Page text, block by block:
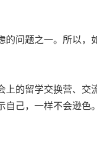
问题之一。所以，
的留学交换营、交
己，一样不会逊色。